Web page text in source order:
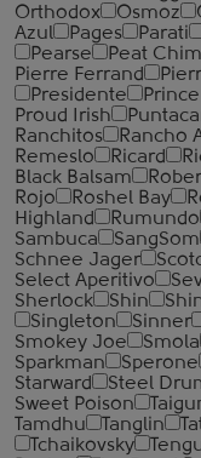
Orthodox
Osmoz
Azul
Pages Parati
Pearse
Peat
Pierre Ferrand
Presidente
Proud Irish
Ranchitos
Rancho
Remeslo
Ricard
Black Balsam
Rojo
Roshel Bay
Highland
Rumundo
Sambuca
SangSom
Schnee Jager
Select Aperitivo
Sherlock
Shin
Singleton
Sinner
Smokey Joe
Smola
Sparkman
Sperone
Starward
Steel
Sweet Poison
Tamdhu
Tanglin
Tchaikovsky